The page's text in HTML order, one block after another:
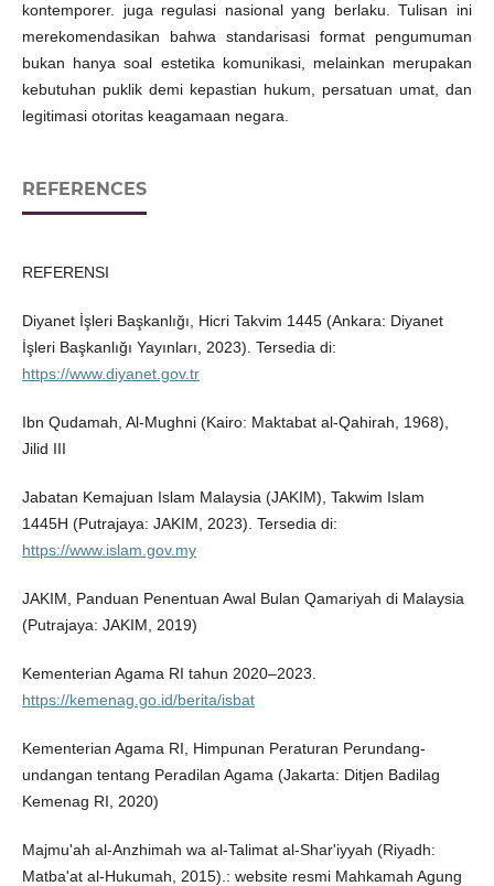
kontemporer. juga regulasi nasional yang berlaku. Tulisan ini
merekomendasikan bahwa standarisasi format pengumuman
bukan hanya soal estetika komunikasi, melainkan merupakan
kebutuhan puklik demi kepastian hukum, persatuan umat, dan
legitimasi otoritas keagamaan negara.
REFERENCES
REFERENSI
Diyanet İşleri Başkanlığı, Hicri Takvim 1445 (Ankara: Diyanet
İşleri Başkanlığı Yayınları, 2023). Tersedia di:
https://www.diyanet.gov.tr
Ibn Qudamah, Al-Mughni (Kairo: Maktabat al-Qahirah, 1968),
Jilid III
Jabatan Kemajuan Islam Malaysia (JAKIM), Takwim Islam
1445H (Putrajaya: JAKIM, 2023). Tersedia di:
https://www.islam.gov.my
JAKIM, Panduan Penentuan Awal Bulan Qamariyah di Malaysia
(Putrajaya: JAKIM, 2019)
Kementerian Agama RI tahun 2020–2023.
https://kemenag.go.id/berita/isbat
Kementerian Agama RI, Himpunan Peraturan Perundang-
undangan tentang Peradilan Agama (Jakarta: Ditjen Badilag
Kemenag RI, 2020)
Majmu'ah al-Anzhimah wa al-Talimat al-Shar'iyyah (Riyadh:
Matba'at al-Hukumah, 2015).: website resmi Mahkamah Agung